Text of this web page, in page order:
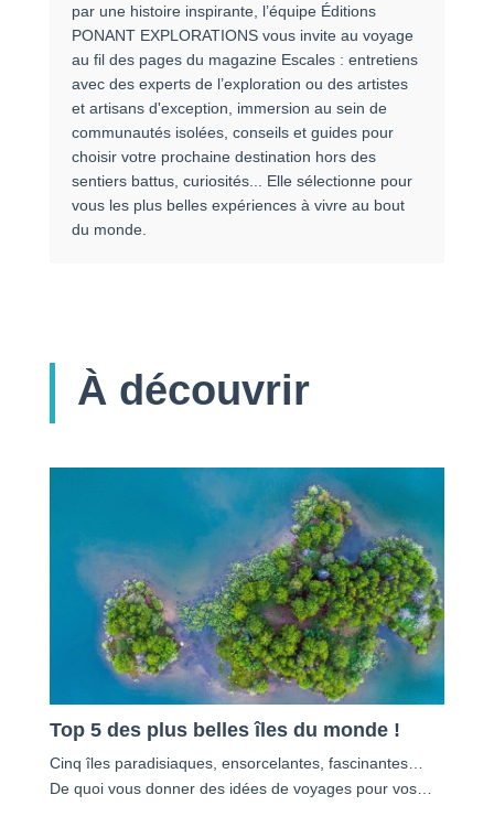
par une histoire inspirante, l’équipe Éditions
PONANT EXPLORATIONS vous invite au voyage
au fil des pages du magazine Escales : entretiens
avec des experts de l’exploration ou des artistes
et artisans d'exception, immersion au sein de
communautés isolées, conseils et guides pour
choisir votre prochaine destination hors des
sentiers battus, curiosités... Elle sélectionne pour
vous les plus belles expériences à vivre au bout
du monde.
À découvrir
Top 5 des plus belles îles du monde !
Cinq îles paradisiaques, ensorcelantes, fascinantes…
De quoi vous donner des idées de voyages pour vos…